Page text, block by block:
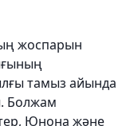
жоспарын
тамыз айында
Болжам
Юнона және